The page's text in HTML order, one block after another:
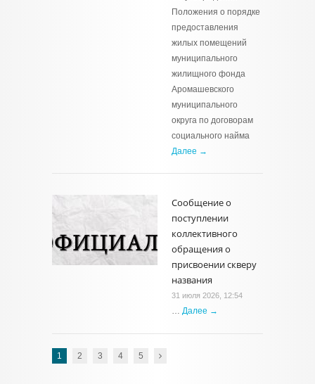
Положения о порядке
предоставления
жилых помещений
муниципального
жилищного фонда
Аромашевского
муниципального
округа по договорам
социального найма
Далее →
Сообщение о
поступлении
коллективного
обращения о
присвоении скверу
названия
31 июля 2026, 12:54
… Далее →
1 2 3 4 5